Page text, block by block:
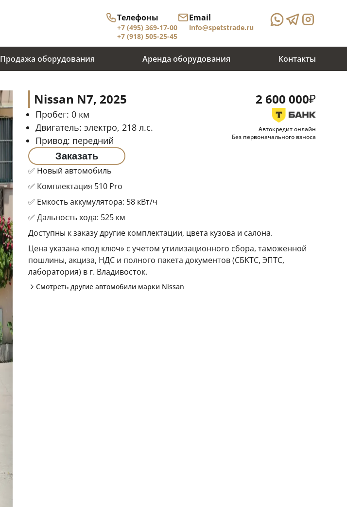
Телефоны
+7 (495) 369-17-00
+7 (918) 505-25-45
Email
info@spetstrade.ru
Продажа оборудования Аренда оборудования Контакты
Nissan N7, 2025 2 600 000₽
Пробег: 0 км
Двигатель: электро, 218 л.с.
Привод: передний
Автокредит онлайн
Без первоначального взноса
Заказать
✅ Новый автомобиль
✅ Комплектация 510 Pro
✅ Емкость аккумулятора: 58 кВт/ч
✅ Дальность хода: 525 км
Доступны к заказу другие комплектации, цвета кузова и салона.
Цена указана «под ключ» с учетом утилизационного сбора, таможенной
пошлины, акциза, НДС и полного пакета документов (CБKТС, ЭПTC,
лаборатория) в г. Владивосток.
Смотреть другие автомобили марки Nissan